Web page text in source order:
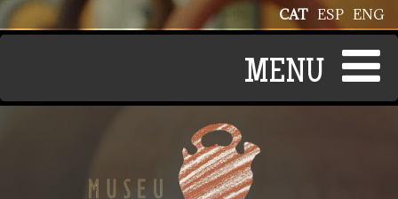
Vés al contingut ENG
ESP
CAT